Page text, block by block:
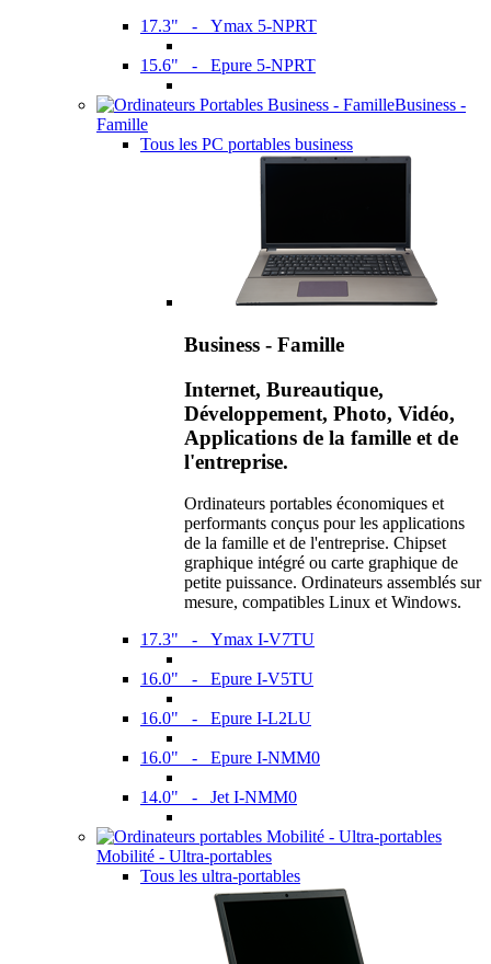
17.3" - Ymax 5-NPRT
15.6" - Epure 5-NPRT
Business -
Famille
Tous les PC portables business
Business - Famille
Internet, Bureautique,
Développement, Photo, Vidéo,
Applications de la famille et de
l'entreprise.
Ordinateurs portables économiques et
performants conçus pour les applications
de la famille et de l'entreprise. Chipset
graphique intégré ou carte graphique de
petite puissance. Ordinateurs assemblés sur
mesure, compatibles Linux et Windows.
17.3" - Ymax I-V7TU
16.0" - Epure I-V5TU
16.0" - Epure I-L2LU
16.0" - Epure I-NMM0
14.0" - Jet I-NMM0
Mobilité - Ultra-portables
Tous les ultra-portables